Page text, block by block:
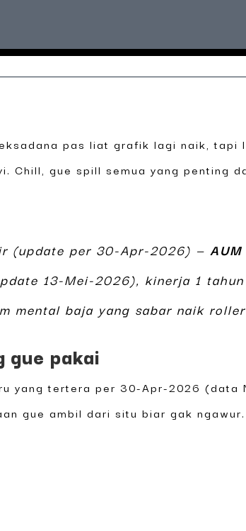
pas liat grafik lagi naik, tapi
Chill, gue spill semua yang penting
(update per 30-Apr-2026) — AUM
13-Mei-2026), kinerja 1 tahun
mental baja yang sabar naik
gue pakai
yang tertera per 30-Apr-2026 (data
gue ambil dari situ biar gak ngawur.